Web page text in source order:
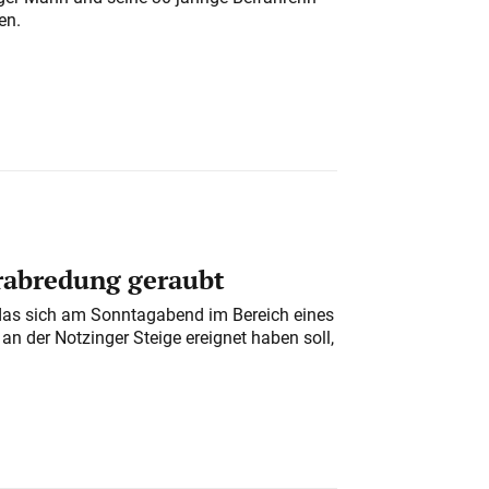
geraubt
sich am Sonntagabend im Bereich eines
der Notzinger Steige ereignet haben soll,